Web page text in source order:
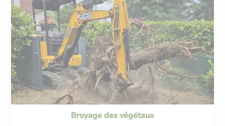
Broyage des végétaux